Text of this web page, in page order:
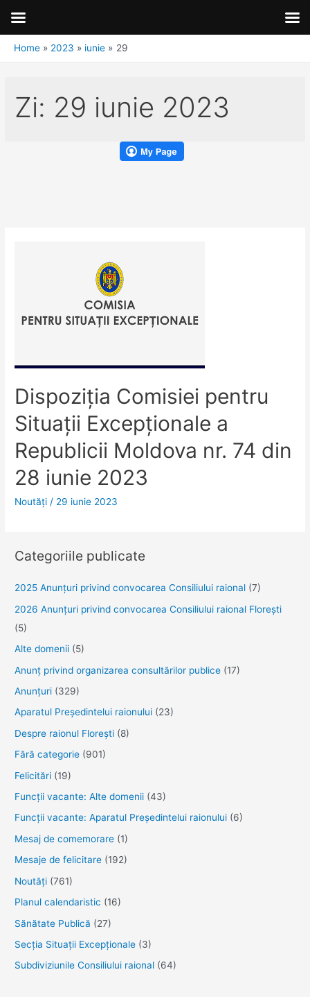
Home 2023 iunie 29
Zi: 29 iunie 2023
Dispoziţia Comisiei pentru
Situaţii Excepţionale a
Republicii Moldova nr. 74 din
28 iunie 2023
Noutăţi / 29 iunie 2023
Categoriile publicate
2025 Anunţuri privind convocarea Consiliului raional (7)
2026 Anunțuri privind convocarea Consiliului raional Florești
(5)
Alte domenii (5)
Anunţ privind organizarea consultărilor publice (17)
Anunţuri (329)
Aparatul Preşedintelui raionului (23)
Despre raionul Floreşti (8)
Fără categorie (901)
Felicitări (19)
Funcţii vacante: Alte domenii (43)
Funcții vacante: Aparatul Președintelui raionului (6)
Mesaj de comemorare (1)
Mesaje de felicitare (192)
Noutăţi (761)
Planul calendaristic (16)
Sănătate Publică (27)
Secția Situații Excepționale (3)
Subdiviziunile Consiliului raional (64)